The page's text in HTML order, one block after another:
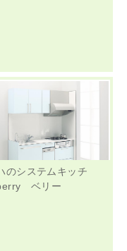
のシステムキッチ
ベリー